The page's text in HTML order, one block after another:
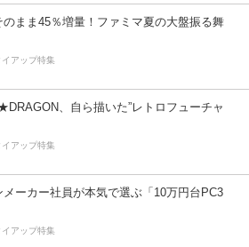
のまま45％増量！ファミマ夏の大盤振る舞
イアップ特集
、自ら描いた”レトロフューチャ
イアップ特集
メーカー社員が本気で選ぶ「10万円台PC3
イアップ特集